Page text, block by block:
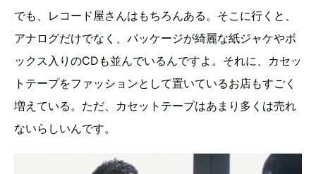
でも、レコード屋さんはもちろんある。そこに行くと、
アナログだけでなく、パッケージが綺麗な紙ジャケやボ
ックス入りのCDも並んでいるんですよ。それに、カセッ
トテープをファッションとして置いているお店もすごく
増えている。ただ、カセットテープはあまり多くは売れ
ないらしいんです。